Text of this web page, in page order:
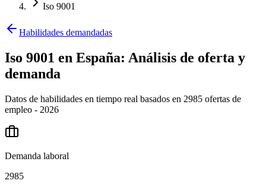
Iso 9001
Habilidades demandadas
Iso 9001 en España: Análisis de oferta y
demanda
Datos de habilidades en tiempo real basados en 2985 ofertas de
empleo - 2026
Demanda laboral
2985